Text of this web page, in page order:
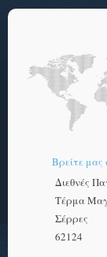
Βρείτε μας
Διεθνές
Τέρμα
Σέρρες
62124